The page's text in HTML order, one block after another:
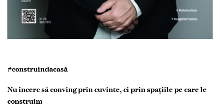
#construindacasă
Nu încerc să conving prin cuvinte, ci prin spațiile pe care le
construim